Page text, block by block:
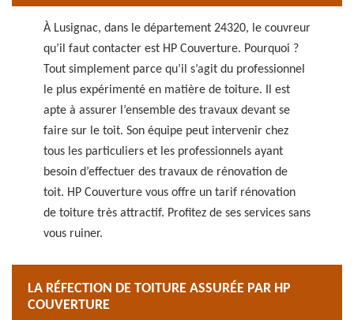
À Lusignac, dans le département 24320, le couvreur
qu’il faut contacter est HP Couverture. Pourquoi ?
Tout simplement parce qu’il s’agit du professionnel
le plus expérimenté en matière de toiture. Il est
apte à assurer l’ensemble des travaux devant se
faire sur le toit. Son équipe peut intervenir chez
tous les particuliers et les professionnels ayant
besoin d’effectuer des travaux de rénovation de
toit. HP Couverture vous offre un tarif rénovation
de toiture très attractif. Profitez de ses services sans
vous ruiner.
LA RÉFECTION DE TOITURE ASSURÉE PAR HP
COUVERTURE